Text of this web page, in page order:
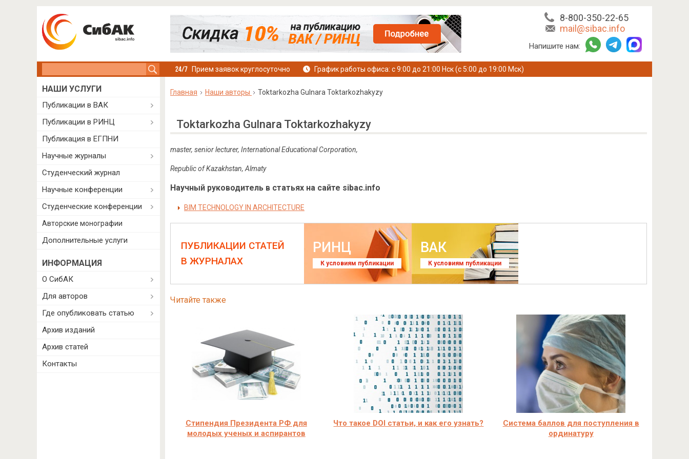
8-800-350-22-65
mail@sibac.info
Напишите нам:
Прием заявок круглосуточно График работы офиса: с 9:00 до 21:00 Нск (с 5:00 до 19:00 Мск)
Главная Наши авторы Toktarkozha Gulnara Toktarkozhakyzy
Toktarkozha Gulnara Toktarkozhakyzy
master, senior lecturer, International Educational Corporation,
Republic of Kazakhstan, Almaty
Научный руководитель в статьях на сайте sibac.info
BIM TECHNOLOGY IN ARCHITECTURE
ПУБЛИКАЦИИ СТАТЕЙ
В ЖУРНАЛАХ
РИНЦ
К условиям публикации
ВАК
К условиям публикации
Читайте также
Стипендия Президента РФ для
молодых ученых и аспирантов
Что такое DOI статьи, и как его узнать?
Система баллов для поступления в
ординатуру
НАШИ УСЛУГИ
Публикации в ВАК
Публикации в РИНЦ
Публикация в ЕГПНИ
Научные журналы
Студенческий журнал
Научные конференции
Студенческие конференции
Авторские монографии
Дополнительные услуги
ИНФОРМАЦИЯ
О СибАК
Для авторов
Где опубликовать статью
Архив изданий
Архив статей
Контакты